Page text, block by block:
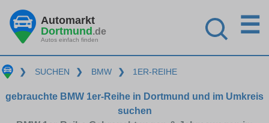
Automarkt
Dortmund.de
Autos einfach finden
☰
❯ SUCHEN ❯ BMW ❯ 1ER-REIHE
gebrauchte BMW 1er-Reihe in Dortmund und im Umkreis
suchen